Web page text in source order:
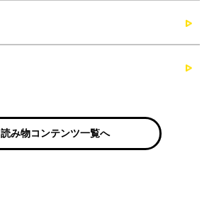
読み物コンテンツ一覧へ